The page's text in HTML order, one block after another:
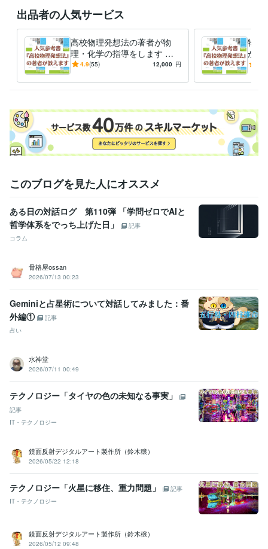
出品者の人気サービス
高校物理発想法の著者が物
理・化学の指導をします 人
気学習参考書の著者による物
4.9(55) 12,000 円
物理
があ
プロ
しま
このブログを見た人にオススメ
ある日の対話ログ 第110弾 「学問ゼロでAIと
哲学体系をでっち上げた日」
記事
コラム
骨格屋ossan
2026/07/13 00:23
Geminiと占星術について対話してみました：番
外編①
記事
占い
水神堂
2026/07/11 00:49
テクノロジー「タイヤの色の未知なる事実」
記事
IT・テクノロジー
鏡面反射デジタルアート製作所（鈴木穣）
2026/05/22 12:18
テクノロジー「火星に移住、重力問題」
記事
IT・テクノロジー
鏡面反射デジタルアート製作所（鈴木穣）
2026/05/12 09:48